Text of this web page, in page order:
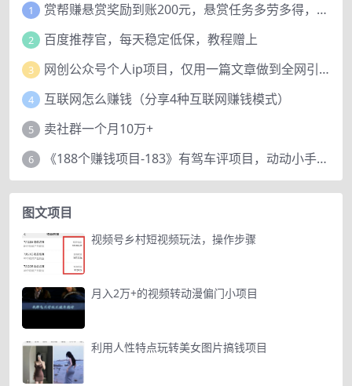
1 赏帮赚悬赏奖励到账200元，悬赏任务多劳多得，人人可做。
2 百度推荐官，每天稳定低保，教程赠上
3 网创公众号个人ip项目，仅用一篇文章做到全网引流！
4 互联网怎么赚钱（分享4种互联网赚钱模式）
5 卖社群一个月10万+
6 《188个赚钱项目-183》有驾车评项目，动动小手，复制粘贴赚44元！
图文项目
视频号乡村短视频玩法，操作步骤
月入2万+的视频转动漫偏门小项目
利用人性特点玩转美女图片搞钱项目